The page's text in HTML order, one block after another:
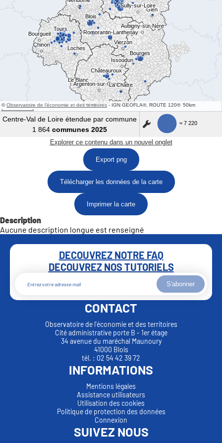
Export png
Télécharger les données de la carte
Imprimer la carte
Description
Aucune description longue est renseigné
DECOUVREZ NOTRE FAQ
DECOUVREZ NOS TUTORIELS
S'abonner
CONTACT
Observatoire de l'économie et des territoires
Cité administrative porte B - 1er étage
34 avenue du maréchal Maunoury
41000 Blois
tél. : 02 54 42 39 72
INFORMATIONS
Mentions légales
Assistance utilisateurs
Utilisation des cookies
Politique de protection des données
Connexion
SUIVEZ NOUS